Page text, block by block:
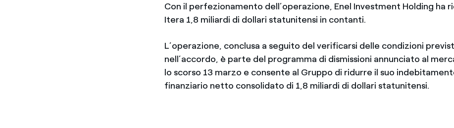
Con il perfezionamento dell’operazione, Enel Investment Holding ha
Itera 1,8 miliardi di dollari statunitensi in contanti.
L’operazione, conclusa a seguito del verificarsi delle condizioni
nell’accordo, è parte del programma di dismissioni annunciato al
lo scorso 13 marzo e consente al Gruppo di ridurre il suo
finanziario netto consolidato di 1,8 miliardi di dollari statunitensi.